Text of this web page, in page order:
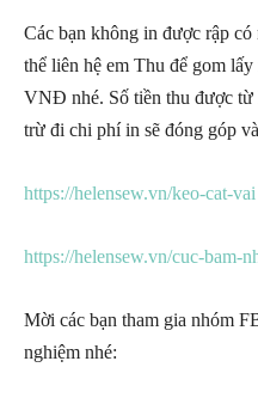
Các bạn không in được rập
thể liên hệ em Thu để gom
VNĐ nhé. Số tiền thu được từ
trừ đi chi phí in sẽ đóng góp
https://helensew.vn/keo-cat-vai
https://helensew.vn/cuc-bam-
Mời các bạn tham gia nhóm
nghiệm nhé: